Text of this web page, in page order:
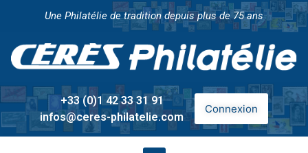
Une Philatélie de tradition depuis plus de 75 ans
+33 (0)1 42 33 31 91
infos@ceres-philatelie.com
Connexion